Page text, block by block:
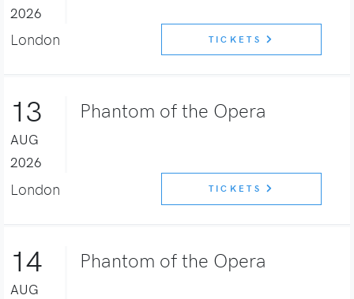
2026
London TICKETS
13
AUG
2026
Phantom of the Opera
London TICKETS
14
AUG
Phantom of the Opera